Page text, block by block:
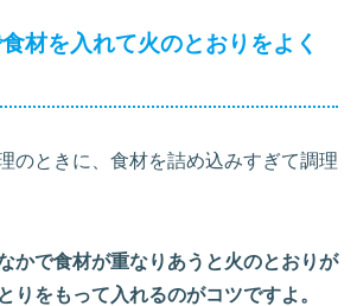
材を入れて火のとおりをよく
のときに、食材を詰め込みすぎて調理
かで食材が重なりあうと火のとおりが
りをもって入れるのがコツですよ。